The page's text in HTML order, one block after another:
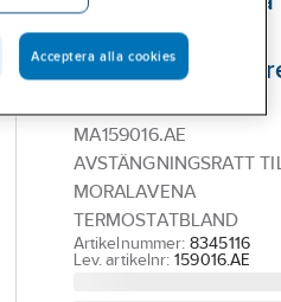
Lavena
MA159016.AE
AVSTÄNGNINGSRATT
MORALAVENA
TERMOSTATBLAND
Artikelnummer: 8345116
Lev. artikelnr: 159016.AE
Acceptera alla cookies